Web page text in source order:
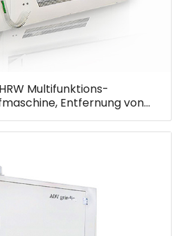
Multifunktions-
Entfernung von
Kantenrundungsmaschine